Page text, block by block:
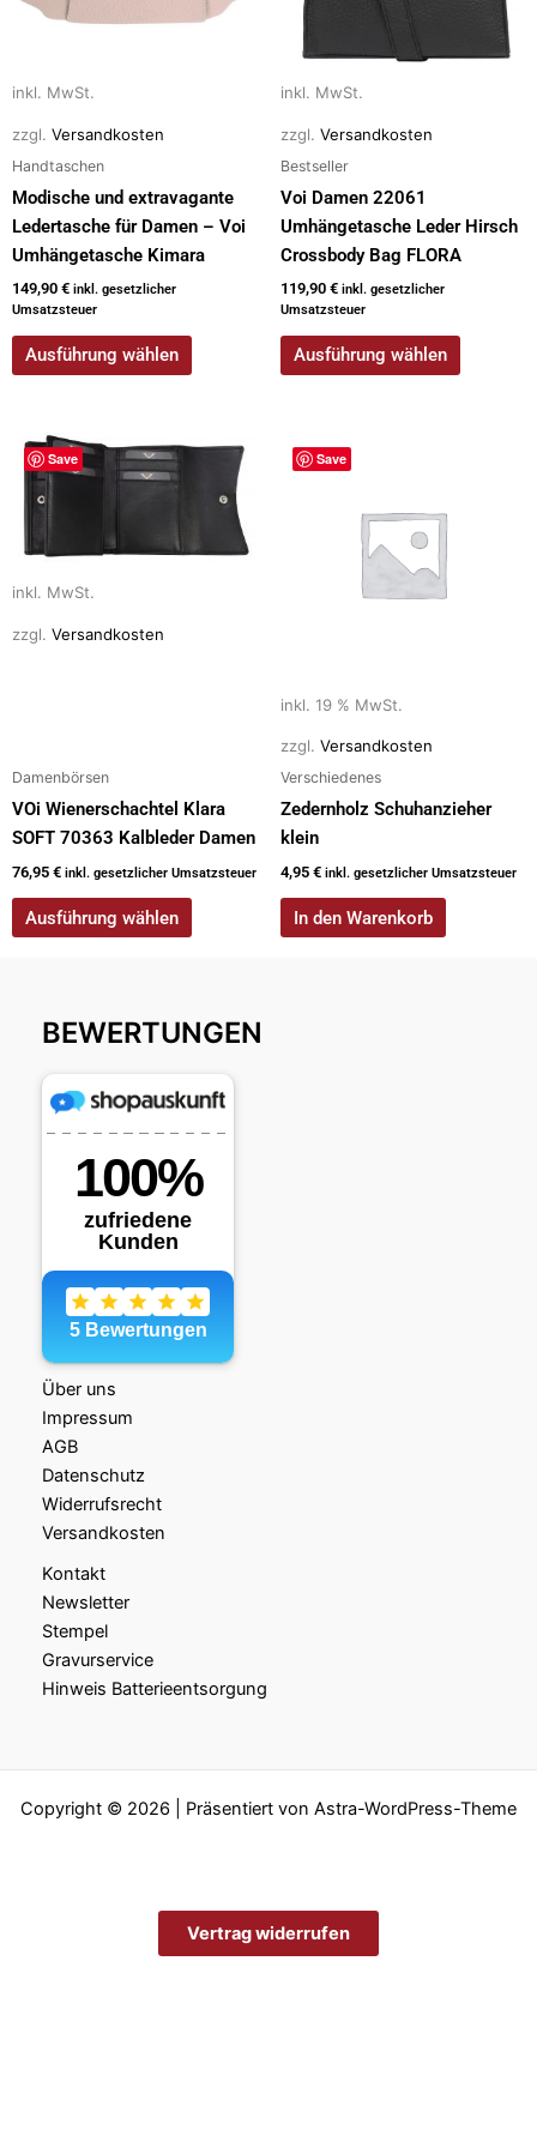
inkl. MwSt.
zzgl. Versandkosten
Handtaschen
Modische und extravagante
Ledertasche für Damen – Voi
Umhängetasche Kimara
149,90 € inkl. gesetzlicher
Umsatzsteuer
Ausführung wählen
Optionen
auf
Produktseite
gewählt
werden
inkl. MwSt.
zzgl. Versandkosten
Bestseller
Voi Damen 22061
Umhängetasche Leder Hirsch
Crossbody Bag FLORA
119,90 € inkl. gesetzlicher
Umsatzsteuer
Ausführung wählen
Optionen
können
auf
Produktseite
gewählt
werden
Save
inkl. MwSt.
zzgl. Versandkosten
Damenbörsen
VOi Wienerschachtel Klara
SOFT 70363 Kalbleder Damen
76,95 € inkl. gesetzlicher Umsatzsteuer
Ausführung wählen
Dieses
Produkt
weist
mehrere
Varianten
auf.
Optionen
gewählt
werden
Save
inkl. 19 % MwSt.
zzgl. Versandkosten
Verschiedenes
Zedernholz Schuhanzieher
klein
4,95 € inkl. gesetzlicher Umsatzsteuer
In den Warenkorb
BEWERTUNGEN
Über uns
Impressum
AGB
Datenschutz
Widerrufsrecht
Versandkosten
Kontakt
Newsletter
Stempel
Gravurservice
Hinweis Batterieentsorgung
Copyright © 2026 | Präsentiert von Astra-WordPress-Theme
Vertrag widerrufen